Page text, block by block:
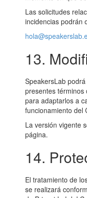
Las solicitudes
incidencias podrán
13.
SpeakersLab
presentes términos
para adaptarlos a
funcionamiento del
La versión vigente
página.
14.
El tratamiento de
se realizará